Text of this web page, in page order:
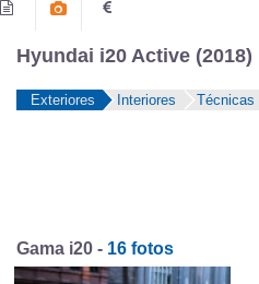
Hyundai i20 Active (2018) |
Exteriores Interiores Técnicas
Gama i20 - 16 fotos